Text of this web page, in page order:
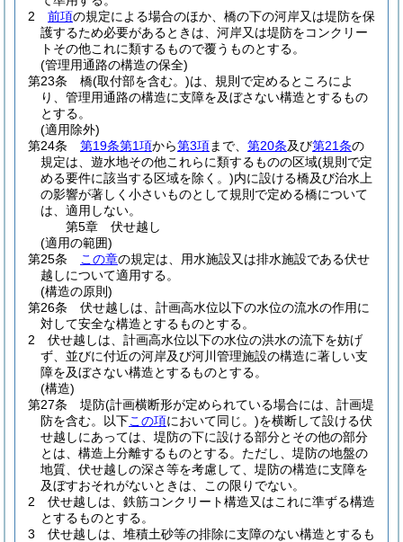
2
前項の規定による場合のほか、橋の下の河岸又は堤防を保
護するため必要があるときは、河岸又は堤防をコンクリー
トその他これに類するもので覆うものとする。
(管理用通路の構造の保全)
第23条
橋(取付部を含む。)は、規則で定めるところによ
り、管理用通路の構造に支障を及ぼさない構造とするもの
とする。
(適用除外)
第24条
第19条第1項から第3項まで、 第20条及び第21条の
規定は、遊水地その他これらに類するものの区域(規則で定
める要件に該当する区域を除く。)内に設ける橋及び治水上
の影響が著しく小さいものとして規則で定める橋について
は、適用しない。
第5章
伏せ越し
(適用の範囲)
第25条
この章の規定は、用水施設又は排水施設である伏せ
越しについて適用する。
(構造の原則)
第26条
伏せ越しは、計画高水位以下の水位の流水の作用に
対して安全な構造とするものとする。
2
伏せ越しは、計画高水位以下の水位の洪水の流下を妨げ
ず、並びに付近の河岸及び河川管理施設の構造に著しい支
障を及ぼさない構造とするものとする。
(構造)
第27条
堤防(計画横断形が定められている場合には、計画堤
防を含む。以下この項において同じ。)を横断して設ける伏
せ越しにあっては、堤防の下に設ける部分とその他の部分
とは、構造上分離するものとする。 ただし、堤防の地盤の
地質、伏せ越しの深さ等を考慮して、堤防の構造に支障を
及ぼすおそれがないときは、この限りでない。
2
伏せ越しは、鉄筋コンクリート構造又はこれに準ずる構造
とするものとする。
3
伏せ越しは、堆積土砂等の排除に支障のない構造とするも